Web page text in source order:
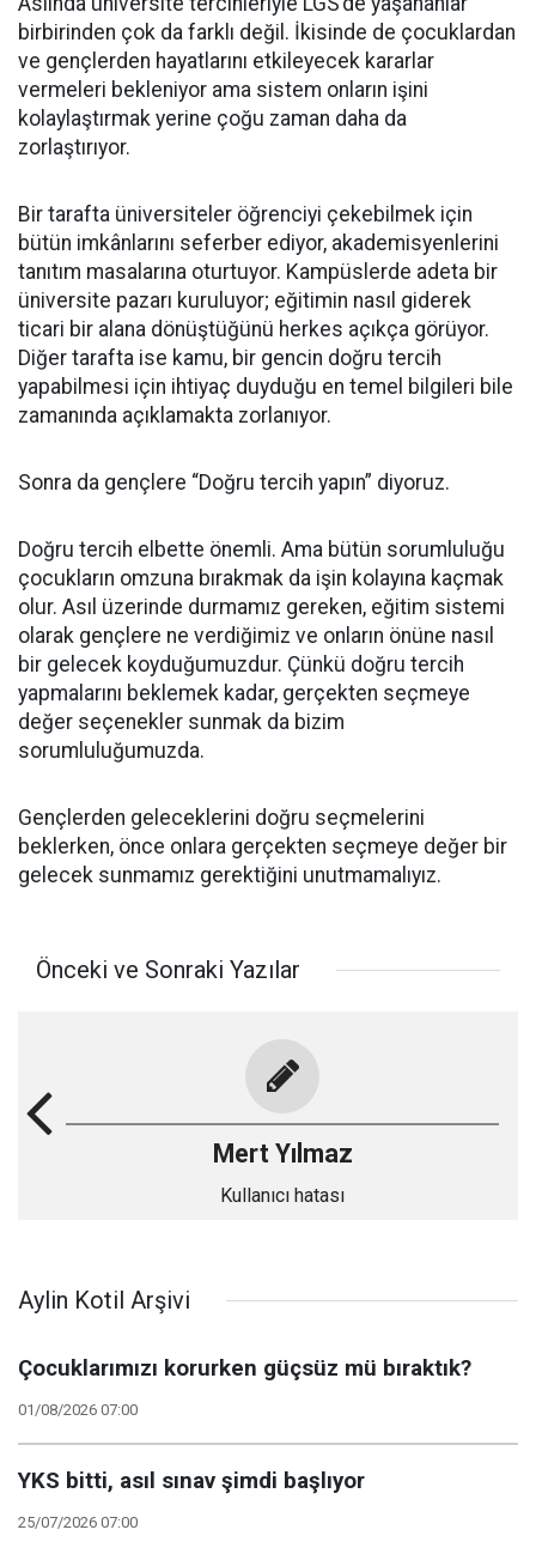
birbirinden çok da farklı değil. İkisinde de çocuklardan
ve gençlerden hayatlarını etkileyecek kararlar
vermeleri bekleniyor ama sistem onların işini
kolaylaştırmak yerine çoğu zaman daha da
zorlaştırıyor.
Bir tarafta üniversiteler öğrenciyi çekebilmek için
bütün imkânlarını seferber ediyor, akademisyenlerini
tanıtım masalarına oturtuyor. Kampüslerde adeta bir
üniversite pazarı kuruluyor; eğitimin nasıl giderek
ticari bir alana dönüştüğünü herkes açıkça görüyor.
Diğer tarafta ise kamu, bir gencin doğru tercih
yapabilmesi için ihtiyaç duyduğu en temel bilgileri bile
zamanında açıklamakta zorlanıyor.
Sonra da gençlere “Doğru tercih yapın” diyoruz.
Doğru tercih elbette önemli. Ama bütün sorumluluğu
çocukların omzuna bırakmak da işin kolayına kaçmak
olur. Asıl üzerinde durmamız gereken, eğitim sistemi
olarak gençlere ne verdiğimiz ve onların önüne nasıl
bir gelecek koyduğumuzdur. Çünkü doğru tercih
yapmalarını beklemek kadar, gerçekten seçmeye
değer seçenekler sunmak da bizim
sorumluluğumuzda.
Gençlerden geleceklerini doğru seçmelerini
beklerken, önce onlara gerçekten seçmeye değer bir
gelecek sunmamız gerektiğini unutmamalıyız.
Önceki ve Sonraki Yazılar
Mert Yılmaz
Kullanıcı hatası
Aylin Kotil Arşivi
Çocuklarımızı korurken güçsüz mü bıraktık?
01/08/2026 07:00
YKS bitti, asıl sınav şimdi başlıyor
25/07/2026 07:00